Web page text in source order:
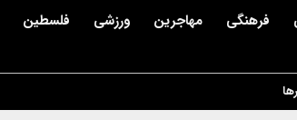
فرهنگی مهاجرین ورزشی فلسطین